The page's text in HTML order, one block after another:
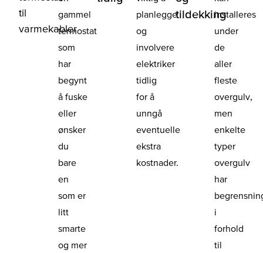
til
varmekabler
gammel
termostat
som
har
begynt
å fuske
eller
ønsker
du
bare
en
som er
litt
smarte
og mer
planlegge
og
involvere
elektriker
tidlig
for å
unngå
eventuelle
ekstra
kostnader.
tildekkinginstalleres
under
de
aller
fleste
overgulv,
men
enkelte
typer
overgulv
har
i
forhold
til